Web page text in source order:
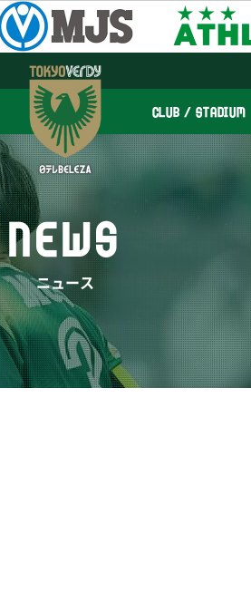
CLUB / STADIUM
NEWS
ニュース